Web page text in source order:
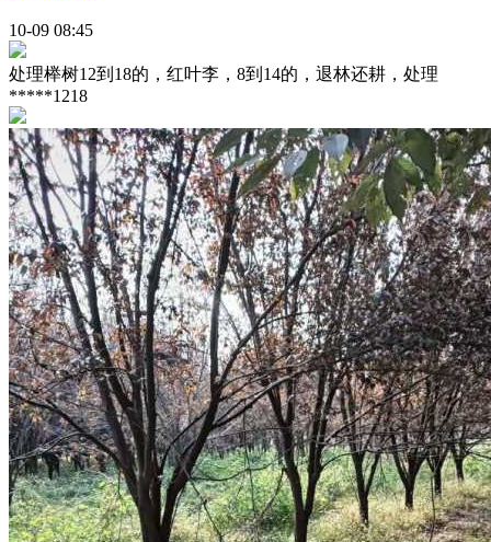
10-09 08:45
处理榉树12到18的，红叶李，8到14的，退林还耕，处理
*****1218